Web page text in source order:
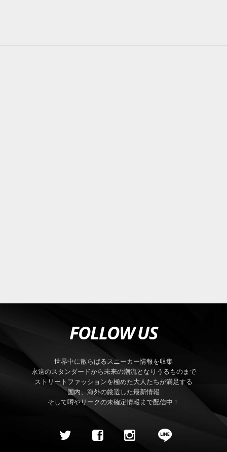
FOLLOW US
世界中に散らばるスニーカー情報を収集
永遠のスタンダードから未来の潮流となりうるものまで
ストリートファッションを極めた大人たちが満足する
国内、海外の厳選した最新情報
そして噂やリークの未確定情報まで配信中！